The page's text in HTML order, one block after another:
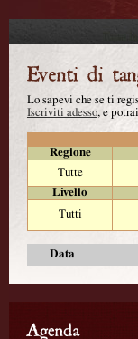
Lo sapevi che se ti
Iscriviti adesso, e
Regione
Tutte
Livello
Tutti
Data